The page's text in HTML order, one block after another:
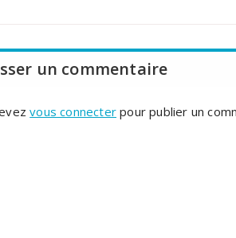
un commentaire
vous connecter pour publier un